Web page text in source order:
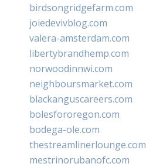
birdsongridgefarm.com
joiedevivblog.com
valera-amsterdam.com
libertybrandhemp.com
norwoodinnwi.com
neighboursmarket.com
blackanguscareers.com
bolesfororegon.com
bodega-ole.com
thestreamlinerlounge.com
mestrinorubanofc.com